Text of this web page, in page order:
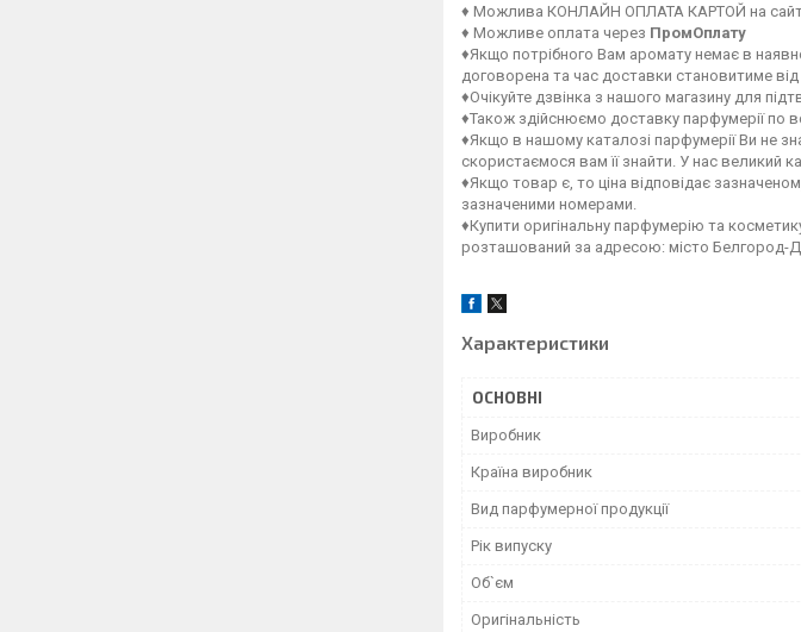
♦ Можлива КОНЛАЙН ОПЛАТА КАРТОЙ на
♦ Можливе оплата через ПромОплату
♦Якщо потрібного Вам аромату немає в
договорена та час доставки становитиме від
♦Очікуйте дзвінка з нашого магазину для
♦Також здійснюємо доставку парфумерії по
♦Якщо в нашому каталозі парфумерії Ви не
скористаємося вам її знайти. У нас великий
♦Якщо товар є, то ціна відповідає
зазначеними номерами.
♦Купити оригінальну парфумерію та
розташований за адресою: місто Белгород-
Характеристики
ОСНОВНІ
Виробник
Країна виробник
Вид парфумерної продукції
Рік випуску
Об`єм
Оригінальність